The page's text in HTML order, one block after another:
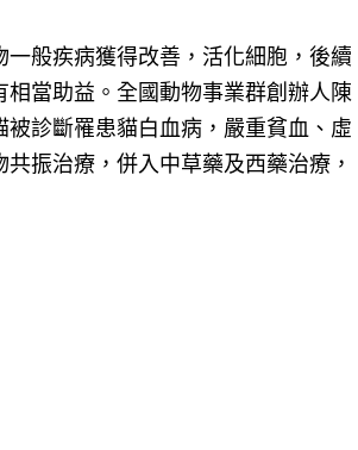
般疾病獲得改善，活化細胞，後續
當助益。全國動物事業群創辦人陳
診斷罹患貓白血病，嚴重貧血、虛
振治療，併入中草藥及西藥治療，